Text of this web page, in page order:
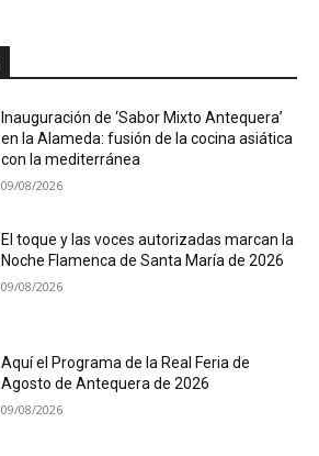
Inauguración de ‘Sabor Mixto Antequera’
en la Alameda: fusión de la cocina asiática
con la mediterránea
09/08/2026
El toque y las voces autorizadas marcan la
Noche Flamenca de Santa María de 2026
09/08/2026
Aquí el Programa de la Real Feria de
Agosto de Antequera de 2026
09/08/2026